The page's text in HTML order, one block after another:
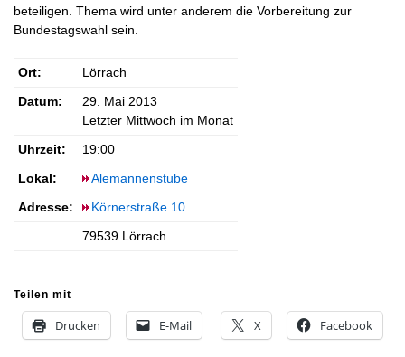
beteiligen. Thema wird unter anderem die Vorbereitung zur
Bundestagswahl sein.
Ort:
Lörrach
Datum:
29. Mai 2013
Letzter Mittwoch im Monat
Uhrzeit:
19:00
Lokal:
Alemannenstube
Adresse:
Körnerstraße 10
79539 Lörrach
Teilen mit
Drucken E-Mail X Facebook